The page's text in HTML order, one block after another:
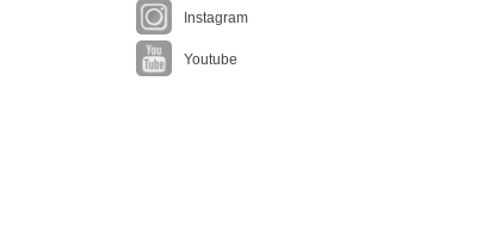
Instagram
Youtube